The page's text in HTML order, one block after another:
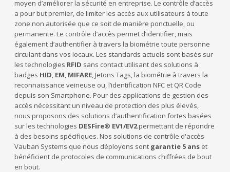
moyen d’améliorer la sécurité en entreprise. Le contrôle d’accès
a pour but premier, de limiter les accès aux utilisateurs à toute
zone non autorisée que ce soit de manière ponctuelle, ou
permanente. Le contrôle d’accès permet d’identifier, mais
également d’authentifier à travers la biométrie toute personne
circulant dans vos locaux. Les standards actuels sont basés sur
les technologies RFID sans contact utilisant des solutions à
badges HID, EM, MIFARE, Jetons Tags, la biométrie à travers la
reconnaissance veineuse ou, l’identification NFC et QR Code
depuis son Smartphone. Pour des applications de gestion des
accès nécessitant un niveau de protection des plus élevés,
nous proposons des solutions d’authentification fortes basées
sur les technologies DESFire® EV1/EV2permettant de répondre
à des besoins spécifiques. Nos solutions de contrôle d'accès
Vauban Systems que nous déployons sont garantie 5 anset
bénéficient de protocoles de communications chiffrées de bout
en bout.